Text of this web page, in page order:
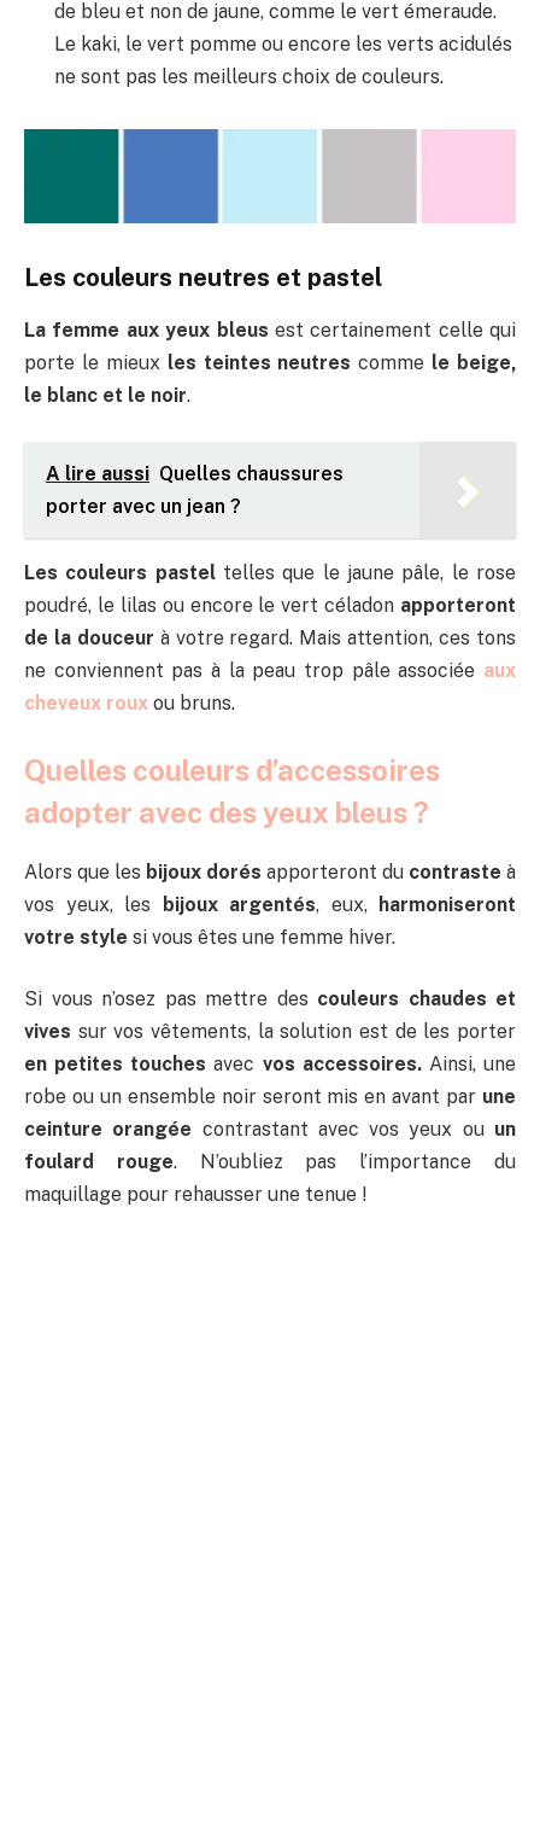
de bleu et non de jaune, comme le vert émeraude.
Le kaki, le vert pomme ou encore les verts acidulés
ne sont pas les meilleurs choix de couleurs.
Les couleurs neutres et pastel
La femme aux yeux bleus est certainement celle qui
porte le mieux les teintes neutres comme le beige,
le blanc et le noir.
A lire aussi Quelles chaussures
porter avec un jean ?
Les couleurs pastel telles que le jaune pâle, le rose
poudré, le lilas ou encore le vert céladon apporteront
de la douceur à votre regard. Mais attention, ces tons
ne conviennent pas à la peau trop pâle associée aux
cheveux roux ou bruns.
Quelles couleurs d’accessoires
adopter avec des yeux bleus ?
Alors que les bijoux dorés apporteront du contraste à
vos yeux, les bijoux argentés, eux,
harmoniseront
votre style si vous êtes une femme hiver.
Si vous n’osez pas mettre des couleurs chaudes et
vives sur vos vêtements, la solution est de les porter
en petites touchesavec vos accessoires.Ainsi, une
robe ou un ensemble noir seront mis en avant par une
ceinture orangée contrastant avec vos yeux ou un
foulard rouge. N’oubliez pas l’importance du
maquillage pour rehausser une tenue !